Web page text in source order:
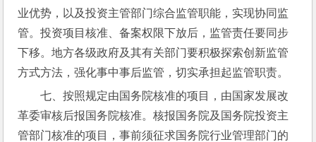
业优势，以及投资主管部门综合监管职能，实现协同监
管。投资项目核准、备案权限下放后，监管责任要同步
下移。地方各级政府及其有关部门要积极探索创新监管
方式方法，强化事中事后监管，切实承担起监管职责。
七、按照规定由国务院核准的项目，由国家发展改
革委审核后报国务院核准。核报国务院及国务院投资主
管部门核准的项目，事前须征求国务院行业管理部门的